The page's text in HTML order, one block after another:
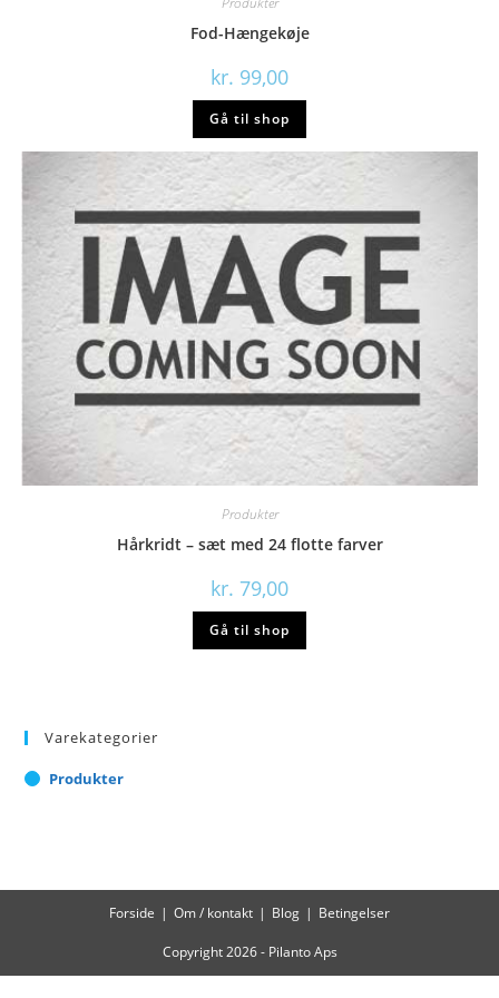
Fod-Hængekøje
kr. 99,00
Gå til shop
Produkter
Hårkridt – sæt med 24 flotte farver
kr. 79,00
Gå til shop
Varekategorier
Produkter
Forside Om / kontakt Blog Betingelser
Copyright 2026 - Pilanto Aps